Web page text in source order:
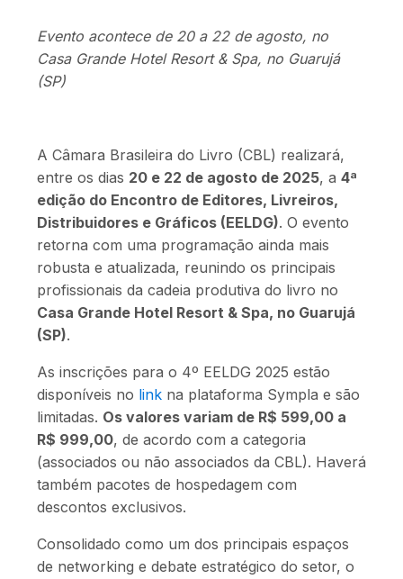
Evento acontece de 20 a 22 de agosto, no
Casa Grande Hotel Resort & Spa, no Guarujá
(SP)
A Câmara Brasileira do Livro (CBL) realizará,
entre os dias 20 e 22 de agosto de 2025, a 4ª
edição do Encontro de Editores, Livreiros,
Distribuidores e Gráficos (EELDG). O evento
retorna com uma programação ainda mais
robusta e atualizada, reunindo os principais
profissionais da cadeia produtiva do livro no
Casa Grande Hotel Resort & Spa, no Guarujá
(SP).
As inscrições para o 4º EELDG 2025 estão
disponíveis no link na plataforma Sympla e são
limitadas. Os valores variam de R$ 599,00 a
R$ 999,00, de acordo com a categoria
(associados ou não associados da CBL). Haverá
também pacotes de hospedagem com
descontos exclusivos.
Consolidado como um dos principais espaços
de networking e debate estratégico do setor, o